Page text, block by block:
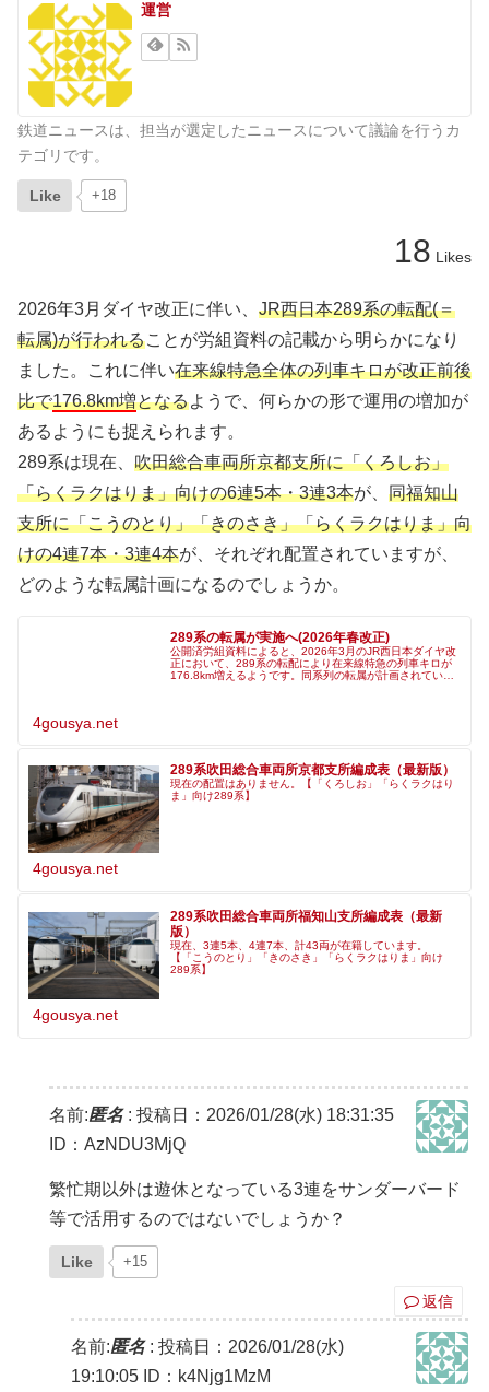
運営
鉄道ニュースは、担当が選定したニュースについて議論を行うカ
テゴリです。
Like +18
18 Likes
2026年3月ダイヤ改正に伴い、 JR西日本289系の転配(＝
転属)が行われることが労組資料の記載から明らかになり
ました。これに伴い在来線特急全体の列車キロが改正前後
比で176.8km増となるようで、何らかの形で運用の増加が
あるようにも捉えられます。
289系は現在、 吹田総合車両所京都支所に「くろしお」
「らくラクはりま」向けの6連5本・3連3本が、 同福知山
支所に「こうのとり」「きのさき」「らくラクはりま」向
けの4連7本・3連4本が、それぞれ配置されていますが、
どのような転属計画になるのでしょうか。
289系の転属が実施へ(2026年春改正)
公開済労組資料によると、2026年3月のJR西日本ダイヤ改
正において、289系の転配により在来線特急の列車キロが
176.8km増えるようです。同系列の転属が計画されている
4gousya.net
289系吹田総合車両所京都支所編成表（最新版）
現在の配置はありません。【「くろしお」「らくラクはり
ま」向け289系】
4gousya.net
289系吹田総合車両所福知山支所編成表（最新
版）
現在、3連5本、4連7本、計43両が在籍しています。
【「こうのとり」「きのさき」「らくラクはりま」向け
289系】
4gousya.net
名前:匿名: 投稿日：2026/01/28(水) 18:31:35
ID：AzNDU3MjQ
繁忙期以外は遊休となっている3連をサンダーバード
等で活用するのではないでしょうか？
Like +15
返信
名前:匿名: 投稿日：2026/01/28(水)
19:10:05 ID：k4Njg1MzM